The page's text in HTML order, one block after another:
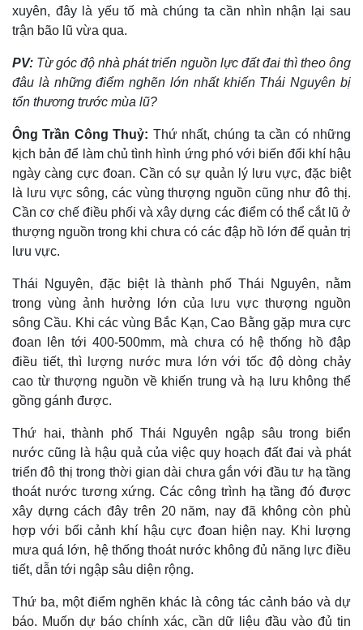
Quan sát
Cuộc sống đó đây
Hồ sơ
Video
Ảnh
xuyên, đây là yếu tố mà chúng ta cần nhìn nhận lại sau
trận bão lũ vừa qua.
PV: Từ góc độ nhà phát triển nguồn lực đất đai thì theo ông
đâu là những điểm nghẽn lớn nhất khiến Thái Nguyên bị
tổn thương trước mùa lũ?
Ông Trần Công Thuỷ: Thứ nhất, chúng ta cần có những
kịch bản để làm chủ tình hình ứng phó với biến đổi khí hậu
ngày càng cực đoan. Cần có sự quản lý lưu vực, đặc biệt
là lưu vực sông, các vùng thượng nguồn cũng như đô thị.
Cần cơ chế điều phối và xây dựng các điểm có thể cắt lũ ở
thượng nguồn trong khi chưa có các đập hồ lớn để quản trị
lưu vực.
Thái Nguyên, đặc biệt là thành phố Thái Nguyên, nằm
trong vùng ảnh hưởng lớn của lưu vực thượng nguồn
sông Cầu. Khi các vùng Bắc Kạn, Cao Bằng gặp mưa cực
đoan lên tới 400-500mm, mà chưa có hệ thống hồ đập
điều tiết, thì lượng nước mưa lớn với tốc độ dòng chảy
cao từ thượng nguồn về khiến trung và hạ lưu không thể
gồng gánh được.
Thứ hai, thành phố Thái Nguyên ngập sâu trong biển
nước cũng là hậu quả của việc quy hoạch đất đai và phát
triển đô thị trong thời gian dài chưa gắn với đầu tư hạ tầng
thoát nước tương xứng. Các công trình hạ tầng đó được
xây dựng cách đây trên 20 năm, nay đã không còn phù
hợp với bối cảnh khí hậu cực đoan hiện nay. Khi lượng
mưa quá lớn, hệ thống thoát nước không đủ năng lực điều
tiết, dẫn tới ngập sâu diện rộng.
Thứ ba, một điểm nghẽn khác là công tác cảnh báo và dự
báo. Muốn dự báo chính xác, cần dữ liệu đầu vào đủ tin